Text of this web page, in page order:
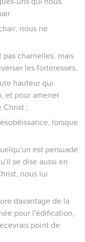
nous ne
pas charnelles, mais
les forteresses,
hauteur qui
et pour amener
Christ ;
lorsque
est persuadé
se dise aussi en
nous lui
davantage de la
pour l'édification,
point de